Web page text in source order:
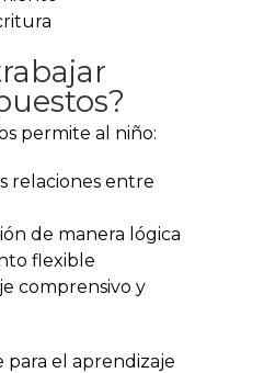
permite al niño:
relaciones entre
de manera lógica
flexible
comprensivo y
para el aprendizaje